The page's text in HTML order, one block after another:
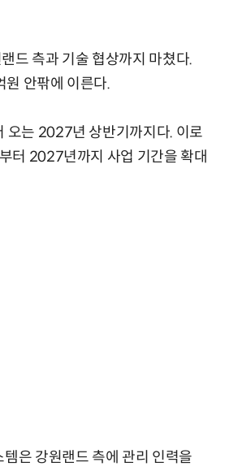
드 측과 기술 협상까지 마쳤다.
안팎에 이른다.
오는 2027년 상반기까지다. 이로
터 2027년까지 사업 기간을 확대
은 강원랜드 측에 관리 인력을